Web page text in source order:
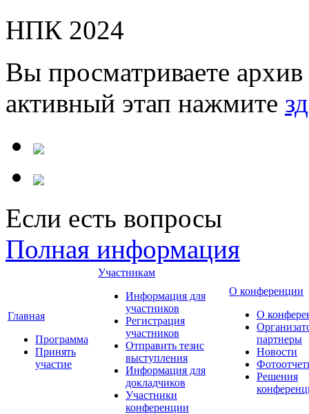
НПК 2024
Вы просматриваете
активный этап нажмите
Если есть вопросы
Полная информация
Главная
Программа
Принять
участие
Участникам
Информация для
участников
Регистрация
участников
Отправить тезис
выступления
Информация для
докладчиков
Участники
конференции
О конференции
О
партнеры
Новости
Решения